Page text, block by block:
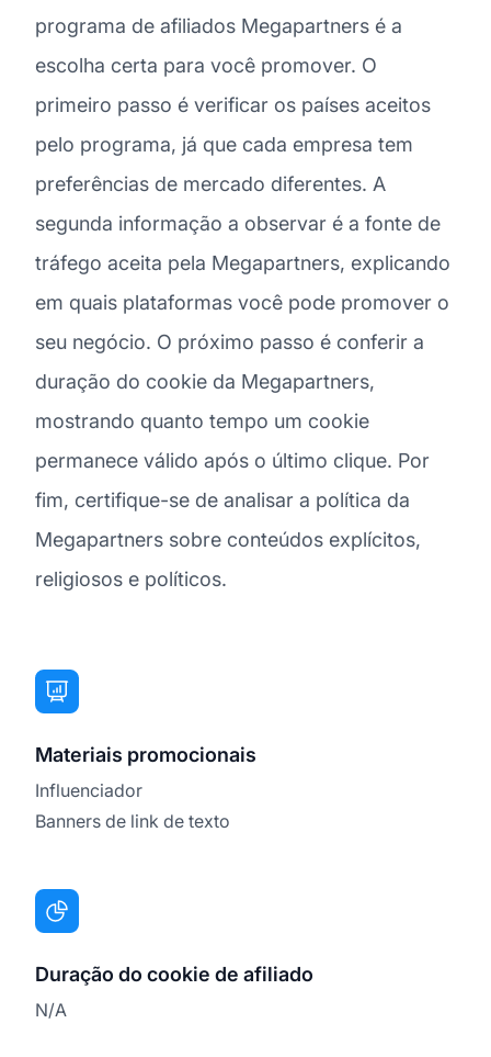
programa de afiliados Megapartners é a
escolha certa para você promover. O
primeiro passo é verificar os países aceitos
pelo programa, já que cada empresa tem
preferências de mercado diferentes. A
segunda informação a observar é a fonte de
tráfego aceita pela Megapartners, explicando
em quais plataformas você pode promover o
seu negócio. O próximo passo é conferir a
duração do cookie da Megapartners,
mostrando quanto tempo um cookie
permanece válido após o último clique. Por
fim, certifique-se de analisar a política da
Megapartners sobre conteúdos explícitos,
religiosos e políticos.
Materiais promocionais
Influenciador
Banners de link de texto
Duração do cookie de afiliado
N/A